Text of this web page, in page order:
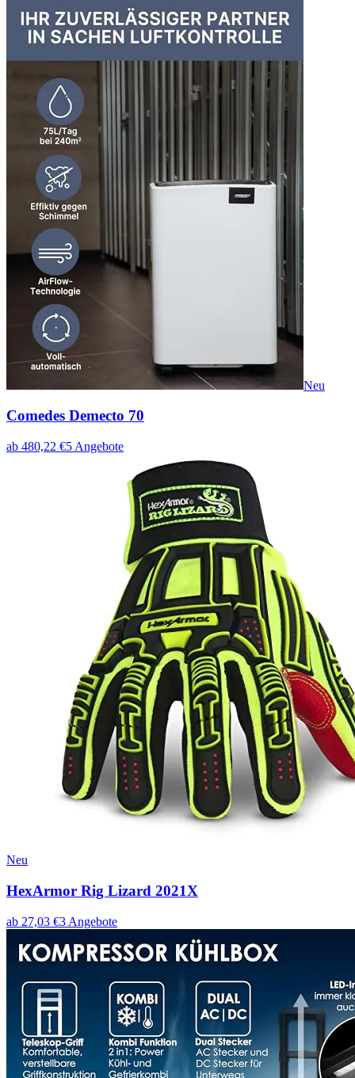
Neu
Comedes Demecto 70
ab 480,22 €5 Angebote
Neu
HexArmor Rig Lizard 2021X
ab 27,03 €3 Angebote